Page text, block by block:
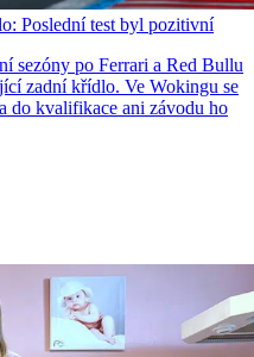
Poslední test byl pozitivní
sezóny po Ferrari a Red Bullu
zadní křídlo. Ve Wokingu se
do kvalifikace ani závodu ho